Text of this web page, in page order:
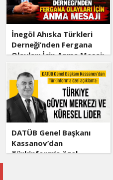
İnegöl Ahıska Türkleri
Derneği’nden Fergana
Olayları İçin Anma Mesajı
DATÜB Genel Başkanı
Kassanov’dan
Türkinform’a özel